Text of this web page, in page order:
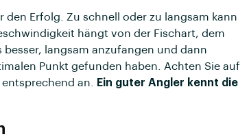
Erfolg. Zu schnell oder zu langsam kann
hängt von der Fischart, dem
langsam anzufangen und dann
Punkt gefunden haben. Achten Sie auf
an.
Ein guter Angler kennt die